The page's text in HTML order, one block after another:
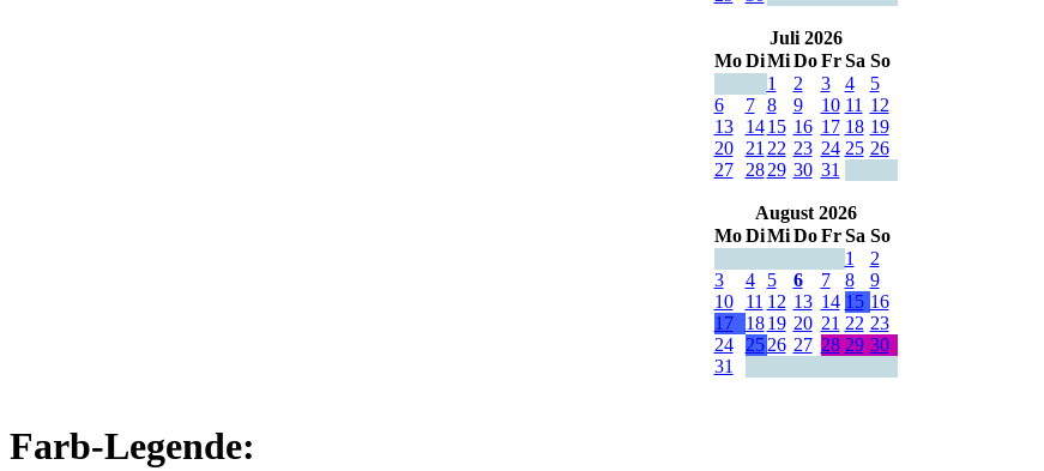
Juli 2026
Mo DiMi Do Fr Sa So
1
2 3 4
5
6
7 8 9 10 11 12
13
14 15 16 17 18 19
20
21 22 23 24 25 26
27
28 29 30 31
August 2026
Mo DiMi Do Fr Sa So
1
2
3
4 5 6 7 8
9
10
11 12 13 14 15 16
17
18 19 20 21 22 23
24
25 26 27 28 29 30
31
Farb-Legende: